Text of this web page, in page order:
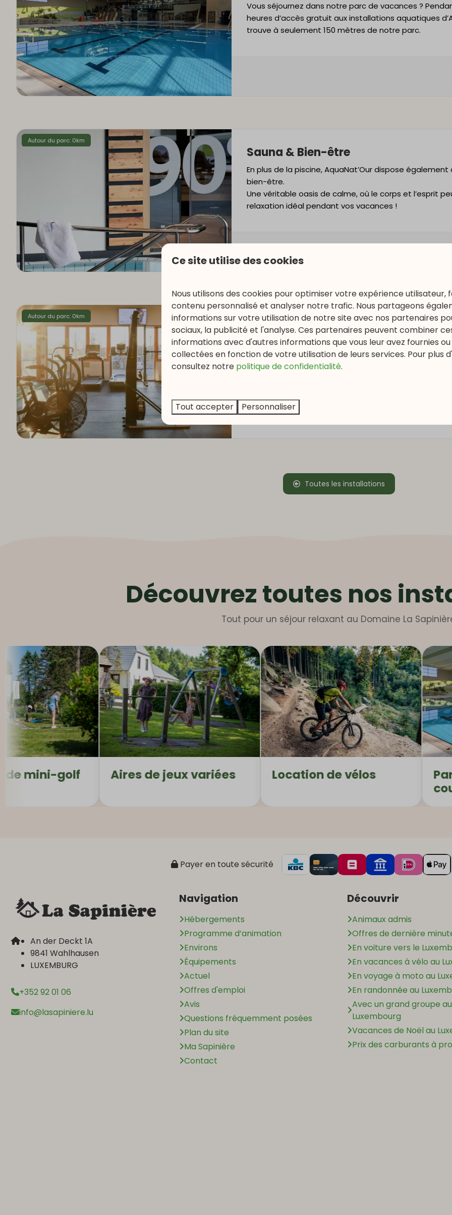
Vous séjournez dans notre parc de vacances ?
heures d’accès gratuit aux installationsaquatiques
trouve à seulement 150 mètres de notre parc.
Autour du parc: 0km
Sauna & Bien-être
En plus de la piscine,AquaNat’Ourdispose également
bien-être.
Une véritable oasis de calme, où le corps et l’esprit
relaxation idéal pendant vos vacances !
Autour du parc: 0km
Fitness
Vous souhaitez garder la forme pendant vos
vacances, dispose d’un espace fitness de 350 m²
pouvez ainsi continuer à atteindre vos objectifs,
Pour 22,50 € par personne, vous pouvez utiliser la
entraîner régulièrement ? Optez pour une carte 10
Toutes les installations
Découvrez toutes nos
Tout pour un séjour relaxant au Domaine La
golf Aires de jeux variées Location de vélos
Paradis
Payer en toute sécurité
An der Deckt 1A
9841 Wahlhausen
LUXEMBURG
+352 92 01 06
info@lasapiniere.lu
Navigation
Hébergements
Programme d’animation
Environs
Équipements
Actuel
Offres d'emploi
Avis
Questions fréquemment posées
Plan du site
Ma Sapinière
Contact
Découvrir
Animaux admis
Offres de dernière
En voiture vers le
En vacances à vélo au
En voyage à moto au
En randonnée au
Avec un grand groupe au
Luxembourg
Vacances de Noël au
Prix des carburants à
Ce site utilise des cookies
Nous utilisons des cookies pour optimiser votre expérience utilisateur,
contenu personnalisé et analyser notre trafic. Nous partageons
informations sur votre utilisation de notre site avec nos partenaires
sociaux, la publicité et l'analyse. Ces partenaires peuvent combiner
informations avec d'autres informations que vous leur avez fournies ou
collectées en fonction de votre utilisation de leurs services. Pour plus
consultez notre politique de confidentialité.
Tout accepter Personnaliser